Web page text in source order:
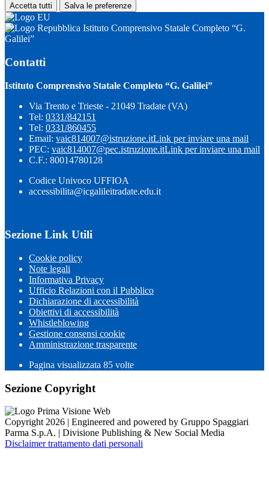
Accetta tutti Salva le preferenze
Istituto Comprensivo Statale Completo “G.
Galilei”
Contatti
Istituto Comprensivo Statale Completo “G. Galilei”
Via Trento e Trieste - 21049 Tradate (VA)
Tel: 0331/842151
Tel: 0331/860455
Email: vaic814007@istruzione.itLink per inviare una mail
PEC: vaic814007@pec.istruzione.itLink per inviare una mail
C.F.: 80014780128
Codice Univoco UFFIOA
accessibilita@icgalileitradate.edu.it
Sezione Link Utili
Cookie policy
Note legali
Informativa Privacy
Ufficio Relazioni con il Pubblico
Dichiarazione di accessibilità
Obiettivi di accessibilità
Whistleblowing
Gestione consensi cookie
Amministrazione trasparente
Pagina visualizzata 85 volte
Sezione Copyright
Copyright 2026 | Engineered and powered by Gruppo Spaggiari
Parma S.p.A. | Divisione Publishing & New Social Media
Disclaimer trattamento dati personali